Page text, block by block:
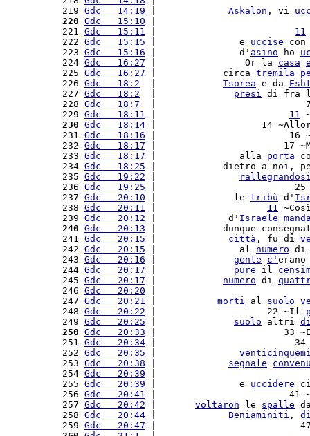
219 Gdc   14:19 Askalon , vi
220 Gdc   15:10
221 Gdc   15:11 11
222 Gdc   15:15 |               e uccise
223 Gdc   15:16 |               d' asino ho
224 Gdc   16:27 |                Or la casa
225 Gdc   16:27 |            circa tremila
226 Gdc   18:2 Tsorea e da
227 Gdc   18:2 presi di fra
228 Gdc   18:7
|
229 Gdc   18:11 11
230 Gdc   18:14 |                   14
231 Gdc   18:16 |                        16
232 Gdc   18:17 |                       17
233 Gdc   18:17 |               alla porta
234 Gdc   18:25 |            dietro a noi,
235 Gdc   19:22
236 Gdc   19:25 |                         25
237 Gdc   20:10 |              le tribù d'
238 Gdc   20:11 11
239 Gdc   20:12 |             d' Israele
240 Gdc   20:13 |            dunque
241 Gdc   20:15 città , fu di
242 Gdc   20:15 |               al numero
243 Gdc   20:16 gente c'
244 Gdc   20:17 pure il
245 Gdc   20:17 numero di
246 Gdc   20:20
247 Gdc   20:21 morti al suolo
248 Gdc   20:22 |                    22 ~Il
249 Gdc   20:25 suolo altri
250 Gdc   20:33 |                       33
251 Gdc   20:34 |                         34
252 Gdc   20:35
253 Gdc   20:38 segnale
254 Gdc   20:39
255 Gdc   20:39 |               e uccidere
256 Gdc   20:41 |                        41
257 Gdc   20:42 voltaron le spalle
258 Gdc   20:44 Beniaminiti ,
259 Gdc   20:47 |                          47